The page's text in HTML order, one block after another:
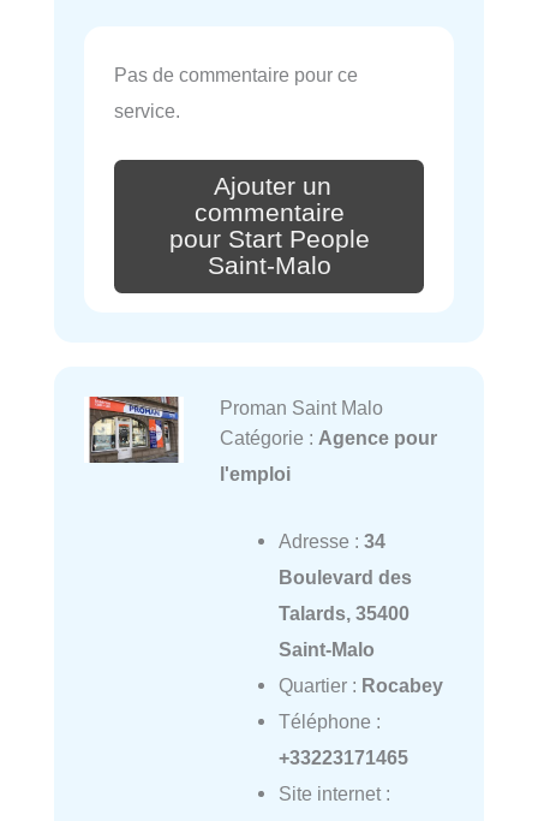
Pas de commentaire pour ce
service.
Ajouter un
commentaire
pour Start People
Saint-Malo
Proman Saint Malo
Catégorie : Agence pour
l'emploi
Adresse : 34
Boulevard des
Talards, 35400
Saint-Malo
Quartier : Rocabey
Téléphone :
+33223171465
Site internet :